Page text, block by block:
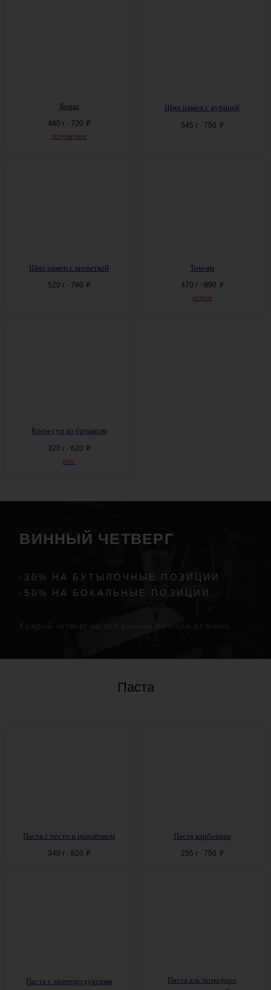
Борщ
480 г · 720 ₽
популярное
Шио рамен с курицей
545 г · 750 ₽
Шио рамен с креветкой
520 г · 780 ₽
Том-ям
470 г · 890 ₽
острое
Крем-суп из брокколи
320 г · 620 ₽
new
Паста
Паста с песто и цыплёнком
340 г · 820 ₽
Паста карбонара
255 г · 750 ₽
Паста с морепродуктами
Паста аль помодоро